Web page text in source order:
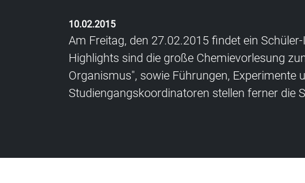
10.02.2015
Am Freitag, den 27.02.2015 findet ein
Highlights sind die große Chemievorlesung
Organismus", sowie Führungen,
Studiengangskoordinatoren stellen ferner die